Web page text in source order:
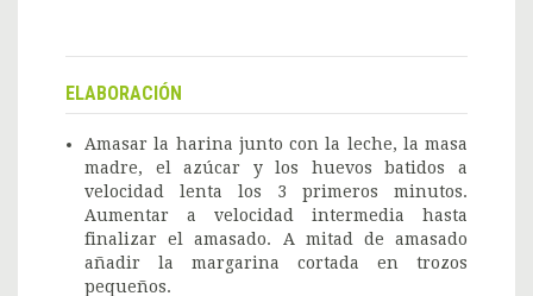
ELABORACIÓN
Amasar la harina junto con la leche, la masa
madre, el azúcar y los huevos batidos a
velocidad lenta los 3 primeros minutos.
Aumentar a velocidad intermedia hasta
finalizar el amasado. A mitad de amasado
añadir la margarina cortada en trozos
pequeños.